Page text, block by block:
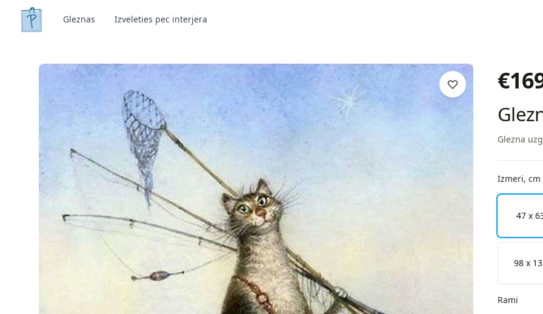
Gleznas Izveleties pec interjera
€
Glezna
Izmeri, cm
47 x
98 x
Rami